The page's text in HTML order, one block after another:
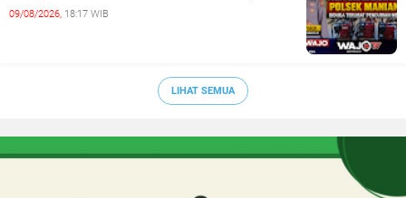
09/08/2026, 18:17 WIB
LIHAT SEMUA